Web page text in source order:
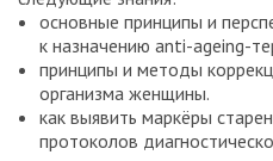
основные принципы и
к назначению anti-ageing-
принципы и методы
организма женщины.
как выявить маркёры
протоколов